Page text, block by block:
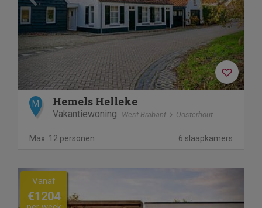
M Hemels Helleke
Vakantiewoning West Brabant Oosterhout
Max. 12 personen 6 slaapkamers
Previous
Vanaf
€1204